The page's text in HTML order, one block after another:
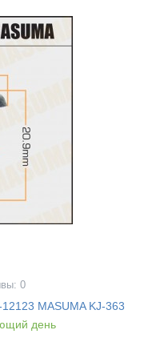
0
MASUMA KJ-363
день